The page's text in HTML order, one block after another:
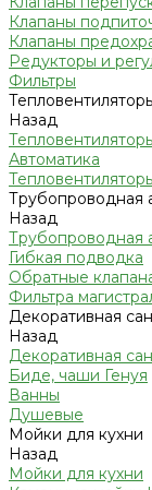
Клапаны
Клапаны
Редукторы и
Фильтры
Назад
Автоматика
Трубопроводная
Назад
Трубопроводная
Гибкая подводка
Обратные
Фильтра
Декоративная
Назад
Декоративная
Биде, чаши Генуя
Ванны
Душевые
Мойки для кухни
Назад
Мойки для кухни